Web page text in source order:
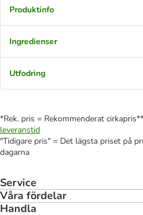
Produktinfo
Ingredienser
Utfodring
*Rek. pris = Rekommenderat cirkapris**
leveranstid
"Tidigare pris" = Det lägsta priset på
dagarna
Service
Våra fördelar
Handla